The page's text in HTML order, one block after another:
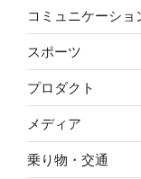
コミュニケーショ
スポーツ
プロダクト
メディア
乗り物・交通